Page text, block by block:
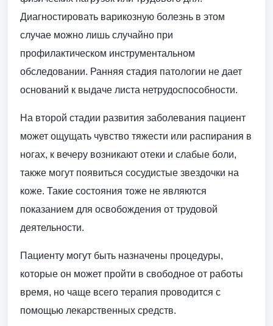
Диагностировать варикозную болезнь в этом
случае можно лишь случайно при
профилактическом инструментальном
обследовании. Ранняя стадия патологии не дает
оснований к выдаче листа нетрудоспособности.
На второй стадии развития заболевания пациент
может ощущать чувство тяжести или распирания в
ногах, к вечеру возникают отеки и слабые боли,
также могут появиться сосудистые звездочки на
коже. Такие состояния тоже не являются
показанием для освобождения от трудовой
деятельности.
Пациенту могут быть назначены процедуры,
которые он может пройти в свободное от работы
время, но чаще всего терапия проводится с
помощью лекарственных средств.